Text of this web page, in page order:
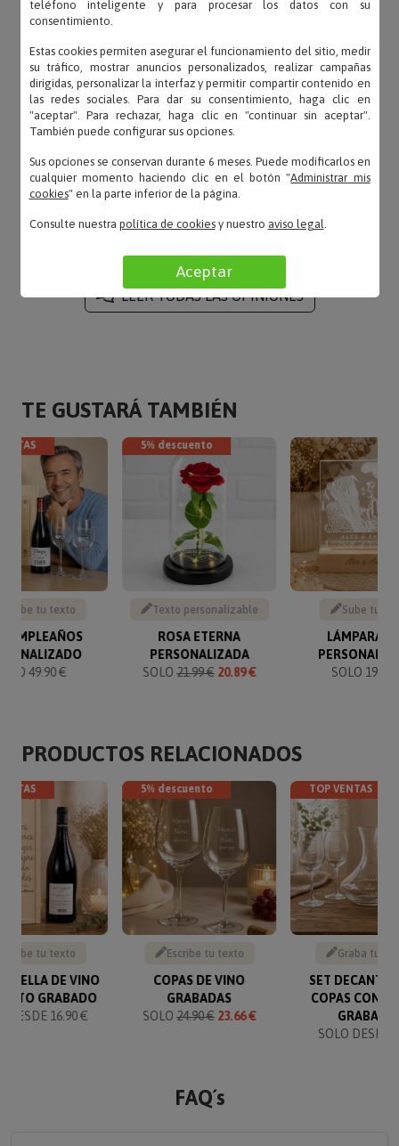
Silvia – 03/11/2022
«Era para un detalle a una compañera de trabajo y
le ha encantado.»
«Bastante bien»
LEER TODAS LAS OPINIONES
TE GUSTARÁ TAMBIÉN
tu texto
49.90 €
5% descuento
Texto personalizable
ROSA ETERNA
PERSONALIZADA
SOLO 21.99 € 20.89 €
Sube tu
LÁMPARA
SOLO 19.95
PRODUCTOS RELACIONADOS
tu texto
DE VINO
GRABADO
DESDE 16.90 €
5% descuento
Escribe tu texto
COPAS DE VINO
GRABADAS
SOLO 24.90 € 23.66 €
TOP VENTAS
Graba tu
SET
COPAS CON
GRABADO
SOLO DESDE
FAQ´s
teléfono inteligente y para procesar los datos con su
consentimiento.
Estas cookies permiten asegurar el funcionamiento del sitio, medir
su tráfico, mostrar anuncios personalizados, realizar campañas
dirigidas, personalizar la interfaz y permitir compartir contenido en
las redes sociales. Para dar su consentimiento, haga clic en
"aceptar". Para rechazar, haga clic en "continuar sin aceptar".
También puede configurar sus opciones.
Sus opciones se conservan durante 6 meses. Puede modificarlos en
cualquier momento haciendo clic en el botón "Administrar mis
cookies" en la parte inferior de la página.
Consulte nuestra política de cookiesy nuestro aviso legal
Aceptar